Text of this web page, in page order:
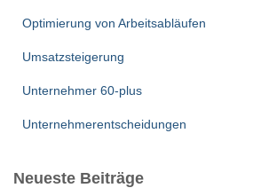
Optimierung von Arbeitsabläufen
Umsatzsteigerung
Unternehmer 60-plus
Unternehmerentscheidungen
Neueste Beiträge